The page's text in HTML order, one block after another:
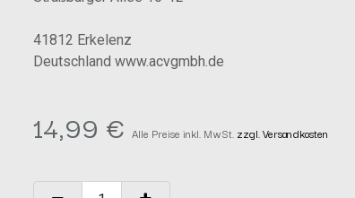
41812 Erkelenz
Deutschland www.acvgmbh.de
14,99 € Alle Preise inkl. MwSt. zzgl. Versandkosten